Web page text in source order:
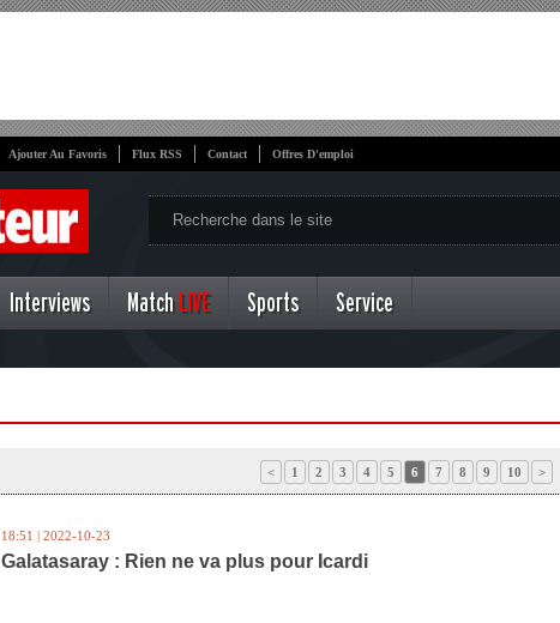
Ajouter Au Favoris Flux RSS Contact Offres D'emploi
Interviews Match LIVE Sports Service
< 1 2 3 4 5 6 7 8 9 10 >
18:51 | 2022-10-23
Galatasaray : Rien ne va plus pour Icardi